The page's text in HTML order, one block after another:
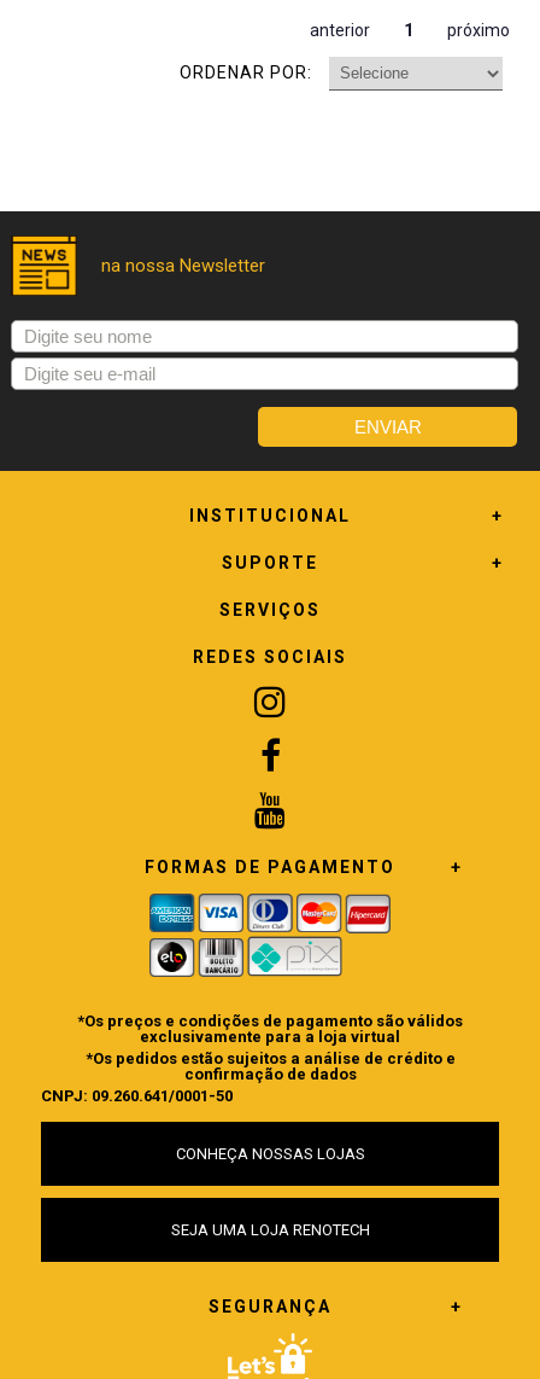
anterior 1 próximo
ORDENAR POR:
INSTITUCIONAL
SUPORTE
SERVIÇOS
REDES SOCIAIS
FORMAS DE PAGAMENTO
*Os preços e condições de pagamento são válidos
exclusivamente para a loja virtual
*Os pedidos estão sujeitos a análise de crédito e
confirmação de dados
CNPJ: 09.260.641/0001-50
CONHEÇA NOSSAS LOJAS
SEJA UMA LOJA RENOTECH
SEGURANÇA